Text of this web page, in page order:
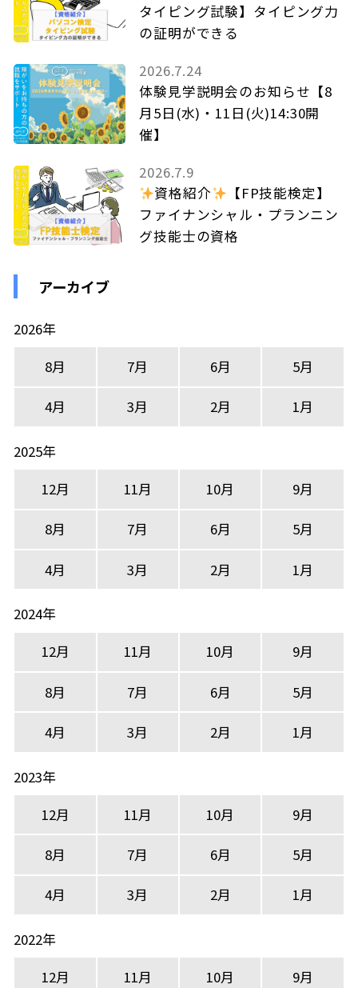
タイピング試験】タイピング力
の証明ができる
2026.7.24
体験見学説明会のお知らせ【8
月5日(水)・11日(火)14:30開
催】
2026.7.9
資格紹介
【FP技能検定】
ファイナンシャル・プランニン
グ技能士の資格
アーカイブ
2026年
8月
7月 6月 5月
4月 3月 2月 1月
2025年
12月
11月 10月 9月
8月 7月 6月 5月
4月 3月 2月 1月
2024年
12月
11月 10月 9月
8月 7月 6月 5月
4月 3月 2月 1月
2023年
12月
11月 10月 9月
8月 7月 6月 5月
4月 3月 2月 1月
2022年
12月
11月 10月 9月